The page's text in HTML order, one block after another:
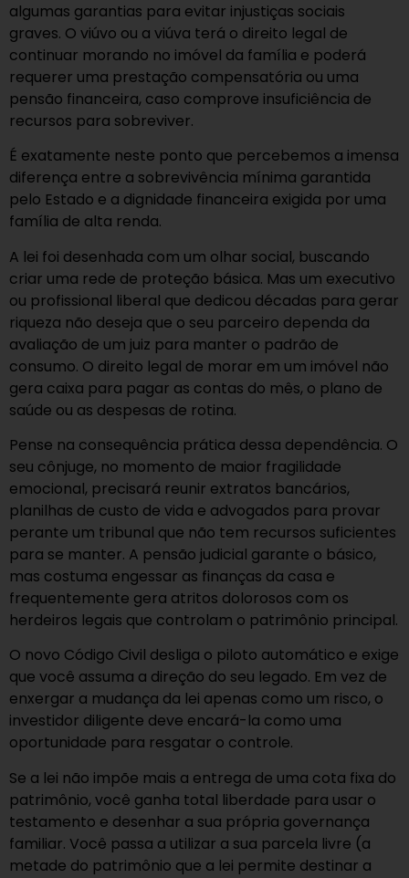
algumas garantias para evitar injustiças sociais
graves. O viúvo ou a viúva terá o direito legal de
continuar morando no imóvel da família e poderá
requerer uma prestação compensatória ou uma
pensão financeira, caso comprove insuficiência de
recursos para sobreviver.
É exatamente neste ponto que percebemos a imensa
diferença entre a sobrevivência mínima garantida
pelo Estado e a dignidade financeira exigida por uma
família de alta renda.
A lei foi desenhada com um olhar social, buscando
criar uma rede de proteção básica. Mas um executivo
ou profissional liberal que dedicou décadas para gerar
riqueza não deseja que o seu parceiro dependa da
avaliação de um juiz para manter o padrão de
consumo. O direito legal de morar em um imóvel não
gera caixa para pagar as contas do mês, o plano de
saúde ou as despesas de rotina.
Pense na consequência prática dessa dependência. O
seu cônjuge, no momento de maior fragilidade
emocional, precisará reunir extratos bancários,
planilhas de custo de vida e advogados para provar
perante um tribunal que não tem recursos suficientes
para se manter. A pensão judicial garante o básico,
mas costuma engessar as finanças da casa e
frequentemente gera atritos dolorosos com os
herdeiros legais que controlam o patrimônio principal.
O novo Código Civil desliga o piloto automático e exige
que você assuma a direção do seu legado. Em vez de
enxergar a mudança da lei apenas como um risco, o
investidor diligente deve encará-la como uma
oportunidade para resgatar o controle.
Se a lei não impõe mais a entrega de uma cota fixa do
patrimônio, você ganha total liberdade para usar o
testamento e desenhar a sua própria governança
familiar. Você passa a utilizar a sua parcela livre (a
metade do patrimônio que a lei permite destinar a